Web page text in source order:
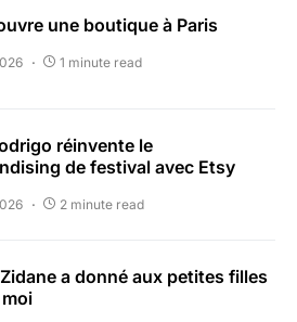
une boutique à Paris
1 minute read
réinvente le
de festival avec Etsy
2 minute read
a donné aux petites filles